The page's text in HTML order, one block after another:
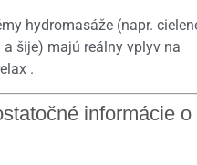
hydromasáže (napr.
a šije) majú reálny vplyv na
.
informácie o